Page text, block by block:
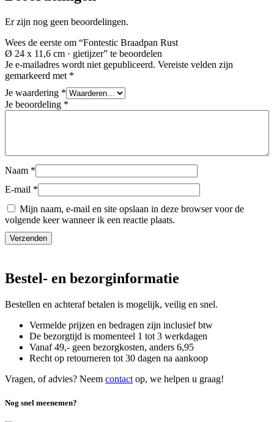
Er zijn nog geen beoordelingen.
Wees de eerste om “Fontestic Braadpan Rust
Ø 24 x 11,6 cm · gietijzer” te beoordelen
Je e-mailadres wordt niet gepubliceerd. Vereiste velden zijn
gemarkeerd met *
Je waardering *
Je beoordeling *
Naam *
E-mail *
Mijn naam, e-mail en site opslaan in deze browser voor de
volgende keer wanneer ik een reactie plaats.
Bestel- en bezorginformatie
Bestellen en achteraf betalen is mogelijk, veilig en snel.
Vermelde prijzen en bedragen zijn inclusief btw
De bezorgtijd is momenteel 1 tot 3 werkdagen
Vanaf 49,- geen bezorgkosten, anders 6,95
Recht op retourneren tot 30 dagen na aankoop
Vragen, of advies? Neem contact op, we helpen u graag!
Nog snel meenemen?